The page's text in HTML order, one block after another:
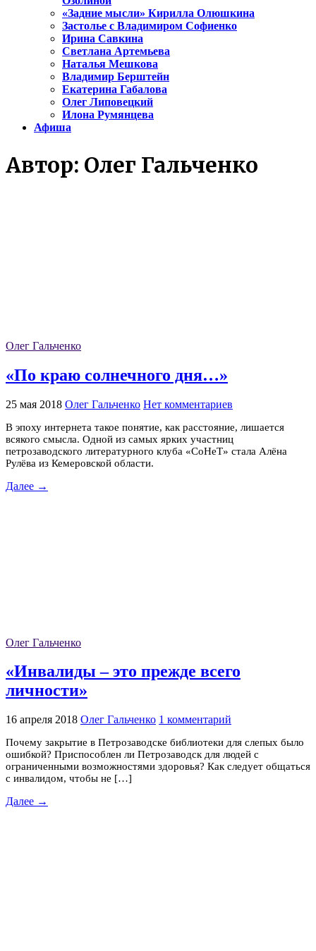
«Задние мысли» Кирилла Олюшкина
Застолье с Владимиром Софиенко
Ирина Савкина
Светлана Артемьева
Наталья Мешкова
Владимир Берштейн
Екатерина Габалова
Олег Липовецкий
Илона Румянцева
Афиша
Автор: Олег Гальченко
Олег Гальченко
«По краю солнечного дня…»
25 мая 2018 Олег Гальченко Нет комментариев
В эпоху интернета такое понятие, как расстояние, лишается
всякого смысла. Одной из самых ярких участниц
петрозаводского литературного клуба «СоНеТ» стала Алёна
Рулёва из Кемеровской области.
Далее →
Олег Гальченко
«Инвалиды – это прежде всего
личности»
16 апреля 2018 Олег Гальченко 1 комментарий
Почему закрытие в Петрозаводске библиотеки для слепых было
ошибкой? Приспособлен ли Петрозаводск для людей с
ограниченными возможностями здоровья? Как следует общаться
с инвалидом, чтобы не […]
Далее →